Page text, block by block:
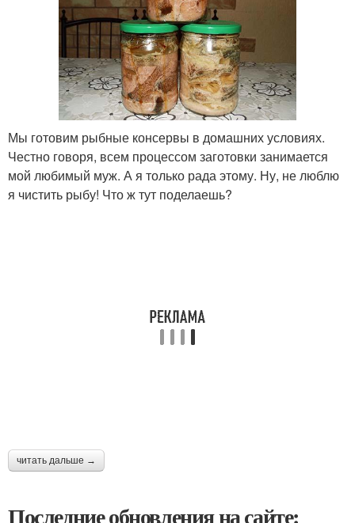
Мы готовим рыбные консервы в домашних условиях.
Честно говоря, всем процессом заготовки занимается
мой любимый муж. А я только рада этому. Ну, не люблю
я чистить рыбу! Что ж тут поделаешь?
читать дальше →
Последние обновления на сайте: